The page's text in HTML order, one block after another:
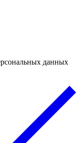
данных